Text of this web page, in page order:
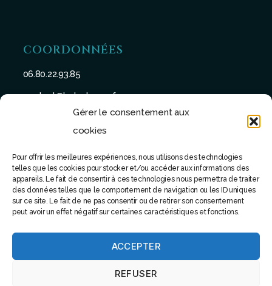
Gérer le consentement aux
cookies
Pour offrir les meilleures expériences, nous utilisons des technologies
telles que les cookies pour stocker et/ou accéder aux informations des
appareils. Le fait de consentir à ces technologies nous permettra de traiter
des données telles que le comportement de navigation ou les ID uniques
sur ce site. Le fait de ne pas consentir ou de retirer son consentement
peut avoir un effet négatif sur certaines caractéristiques et fonctions.
ACCEPTER
REFUSER
COORDONNÉES
06.80.22.93.85
contact@batu-taman.fr
SUIVEZ-NOUS
© 2022 - Tous droits réservés - Site réalisé par Software